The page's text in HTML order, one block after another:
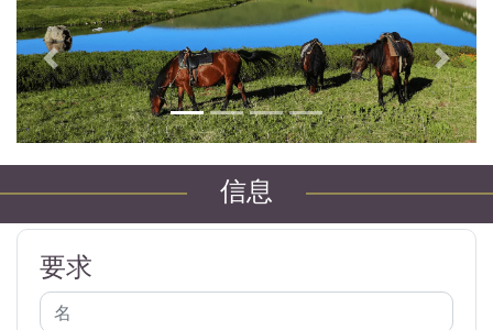
以前的 下一個
信息
要求